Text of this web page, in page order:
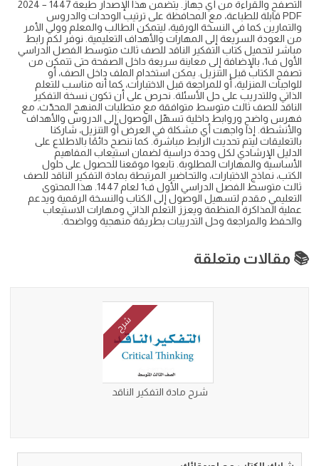
التصفح والقراءة من أي جهاز. يتضمن هذا الإصدار طبعة 1447 – 2024
PDF قابلة للطباعة، مع المحافظة على ترتيب الوحدات والدروس
والتمارين كما في النسخة الورقية، ليتمكن الطالب والمعلم وولي الأمر
من العودة السريعة إلى المهارات والأهداف التعليمية. نوفر لكم رابط
مباشر لتحميل كتاب التفكير الناقد للصف ثالث متوسط الفصل الدراسي
الأول ف1، بالإضافة إلى معاينة سريعة داخل الصفحة حتى تتمكن من
تصفح الكتاب قبل التنزيل. يمكن استخدام الملف داخل الصف، أو
للواجبات المنزلية، أو للمراجعة قبل الاختبارات، كما أنه مناسب للتعلم
الذاتي وللتدريب على حل الأسئلة. نحرص على أن تكون نسخة التفكير
الناقد للصف ثالث متوسط متوافقة مع متطلبات المنهج المحدّث، مع
فهرس واضح وروابط داخلية تسهّل الوصول إلى الدروس والأهداف
والأنشطة. إذا واجهت أي مشكلة في العرض أو التنزيل، شاركنا
بالتعليقات ليتم تحديث الرابط مباشرة. كما ننصح دائمًا بالاطلاع على
الدليل الإرشادي لكل وحدة دراسية لضمان استيعاب المفاهيم
الأساسية والمهارات المطلوبة. تابعوا موقعنا للحصول على حلول
الكتب، نماذج الاختبارات، والتحاضير المرتبطة بمادة التفكير الناقد للصف
ثالث متوسط الفصل الدراسي الأول ف1 لعام 1447. هذا المحتوى
التعليمي مقدم لتسهيل الوصول إلى الكتاب والنسخة الرقمية ويدعم
عملية المذاكرة المنظمة ويعزز التعلم الذاتي ومهارات الاستيعاب
والحفظ والمراجعة وحل التدريبات بطريقة منهجية وواضحة.
📚 مقالات متعلقة
شرح
شرح مادة التفكير الناقد